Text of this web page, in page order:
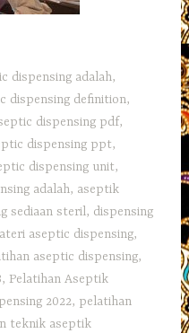
dispensing adalah,
dispensing definition,
dispensing pdf,
dispensing ppt,
dispensing unit,
adalah, aseptik
sediaan steril, dispensing
aseptic dispensing,
aseptic dispensing,
, Pelatihan Aseptik
2022, pelatihan
teknik aseptik